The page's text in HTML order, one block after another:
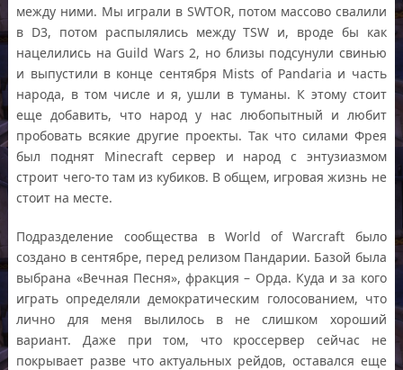
между ними. Мы играли в SWTOR, потом массово свалили
в D3, потом распылялись между TSW и, вроде бы как
нацелились на Guild Wars 2, но близы подсунули свинью
и выпустили в конце сентября Mists of Pandaria и часть
народа, в том числе и я, ушли в туманы. К этому стоит
еще добавить, что народ у нас любопытный и любит
пробовать всякие другие проекты. Так что силами Фрея
был поднят Minecraft сервер и народ с энтузиазмом
строит чего-то там из кубиков. В общем, игровая жизнь не
стоит на месте.
Подразделение сообщества в World of Warcraft было
создано в сентябре, перед релизом Пандарии. Базой была
выбрана «Вечная Песня», фракция – Орда. Куда и за кого
играть определяли демократическим голосованием, что
лично для меня вылилось в не слишком хороший
вариант. Даже при том, что кроссервер сейчас не
покрывает разве что актуальных рейдов, оставался еще